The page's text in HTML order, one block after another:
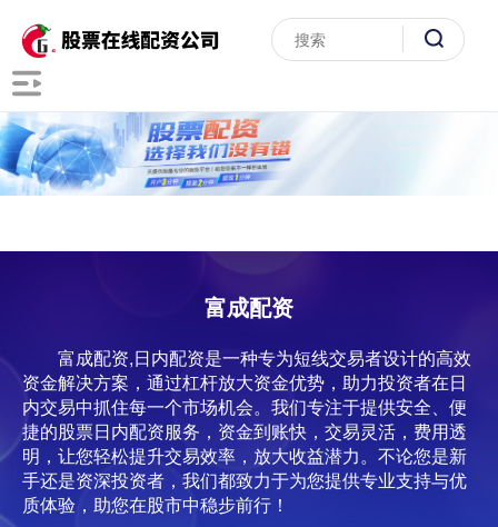
富成配资
富成配资,日内配资是一种专为短线交易者设计的高效
资金解决方案，通过杠杆放大资金优势，助力投资者在日
内交易中抓住每一个市场机会。我们专注于提供安全、便
捷的股票日内配资服务，资金到账快，交易灵活，费用透
明，让您轻松提升交易效率，放大收益潜力。不论您是新
手还是资深投资者，我们都致力于为您提供专业支持与优
质体验，助您在股市中稳步前行！